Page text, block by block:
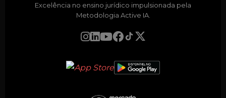
Excelência no ensino jurídico impulsionada pela
Metodologia Active IA.